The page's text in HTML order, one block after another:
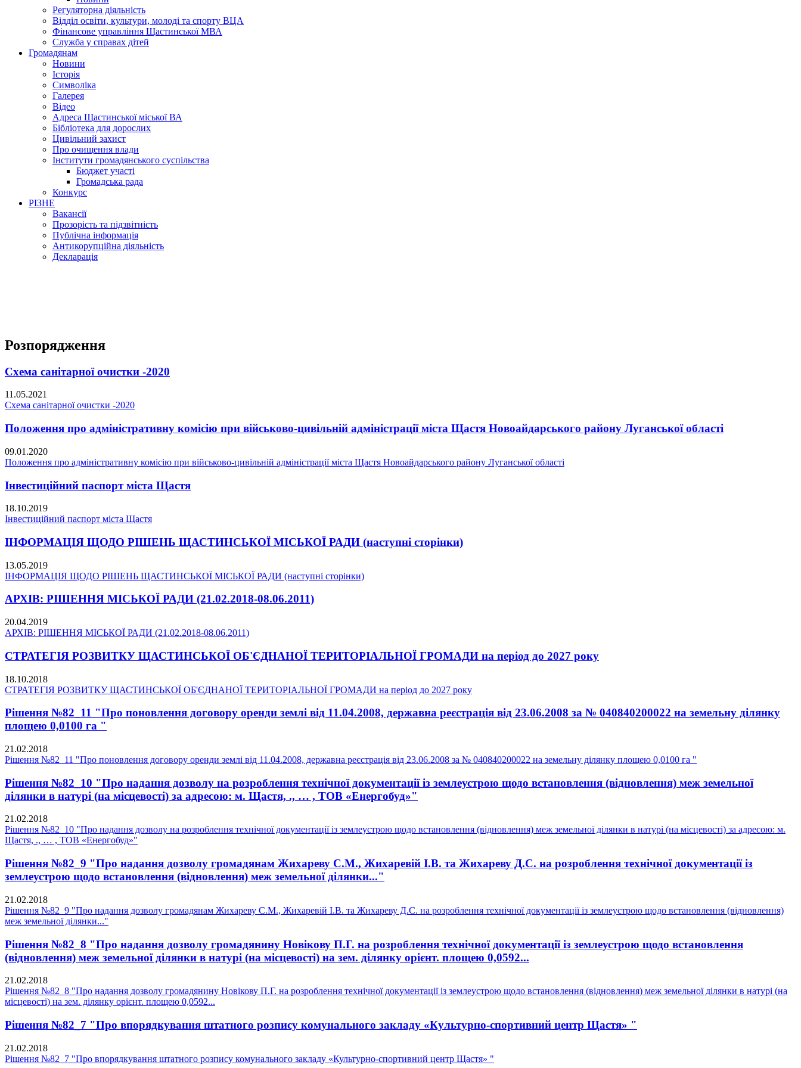
Регуляторна діяльність
Відділ освіти, культури, молоді та спорту ВЦА
Фінансове управління Щастинської МВА
Служба у справах дітей
Громадянам
Новини
Історія
Символіка
Галерея
Відео
Адреса Щастинської міської ВА
Бібліотека для дорослих
Цивільний захист
Про очищення влади
Інститути громадянського суспільства
Бюджет участі
Громадська рада
Конкурс
РІЗНЕ
Вакансії
Прозорість та підзвітність
Публічна інформація
Антикорупційна діяльність
Декларація
Розпорядження
Схема санітарної очистки -2020
11.05.2021
Схема санітарної очистки -2020
Положення про адміністративну комісію при військово-цивільній адміністрації міста Щастя Новоайдарського району Луганської області
09.01.2020
Положення про адміністративну комісію при військово-цивільній адміністрації міста Щастя Новоайдарського району Луганської області
Інвестиційний паспорт міста Щастя
18.10.2019
Інвестиційний паспорт міста Щастя
ІНФОРМАЦІЯ ЩОДО РІШЕНЬ ЩАСТИНСЬКОЇ МІСЬКОЇ РАДИ (наступні сторінки)
13.05.2019
ІНФОРМАЦІЯ ЩОДО РІШЕНЬ ЩАСТИНСЬКОЇ МІСЬКОЇ РАДИ (наступні сторінки)
АРХІВ: РІШЕННЯ МІСЬКОЇ РАДИ (21.02.2018-08.06.2011)
20.04.2019
АРХІВ: РІШЕННЯ МІСЬКОЇ РАДИ (21.02.2018-08.06.2011)
СТРАТЕГІЯ РОЗВИТКУ ЩАСТИНСЬКОЇ ОБ'ЄДНАНОЇ ТЕРИТОРІАЛЬНОЇ ГРОМАДИ на період до 2027 року
18.10.2018
СТРАТЕГІЯ РОЗВИТКУ ЩАСТИНСЬКОЇ ОБ'ЄДНАНОЇ ТЕРИТОРІАЛЬНОЇ ГРОМАДИ на період до 2027 року
Рішення №82_11 "Про поновлення договору оренди землі від 11.04.2008, державна реєстрація від 23.06.2008 за № 040840200022 на земельну ділянку
площею 0,0100 га "
21.02.2018
Рішення №82_11 "Про поновлення договору оренди землі від 11.04.2008, державна реєстрація від 23.06.2008 за № 040840200022 на земельну ділянку площею 0,0100 га "
Рішення №82_10 "Про надання дозволу на розроблення технічної документації із землеустрою щодо встановлення (відновлення) меж земельної
ділянки в натурі (на місцевості) за адресою: м. Щастя, ., … , ТОВ «Енергобуд»"
21.02.2018
Рішення №82_10 "Про надання дозволу на розроблення технічної документації із землеустрою щодо встановлення (відновлення) меж земельної ділянки в натурі (на місцевості) за адресою: м.
Щастя, ., … , ТОВ «Енергобуд»"
Рішення №82_9 "Про надання дозволу громадянам Жихареву С.М., Жихаревій І.В. та Жихареву Д.С. на розроблення технічної документації із
землеустрою щодо встановлення (відновлення) меж земельної ділянки..."
21.02.2018
Рішення №82_9 "Про надання дозволу громадянам Жихареву С.М., Жихаревій І.В. та Жихареву Д.С. на розроблення технічної документації із землеустрою щодо встановлення (відновлення)
меж земельної ділянки..."
Рішення №82_8 "Про надання дозволу громадянину Новікову П.Г. на розроблення технічної документації із землеустрою щодо встановлення
(відновлення) меж земельної ділянки в натурі (на місцевості) на зем. ділянку орієнт. площею 0,0592...
21.02.2018
Рішення №82_8 "Про надання дозволу громадянину Новікову П.Г. на розроблення технічної документації із землеустрою щодо встановлення (відновлення) меж земельної ділянки в натурі (на
місцевості) на зем. ділянку орієнт. площею 0,0592...
Рішення №82_7 "Про впорядкування штатного розпису комунального закладу «Культурно-спортивний центр Щастя» "
21.02.2018
Рішення №82_7 "Про впорядкування штатного розпису комунального закладу «Культурно-спортивний центр Щастя» "